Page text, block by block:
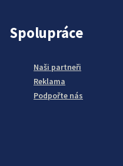
Spolupráce
Naši partneři
Reklama
Podpořte nás